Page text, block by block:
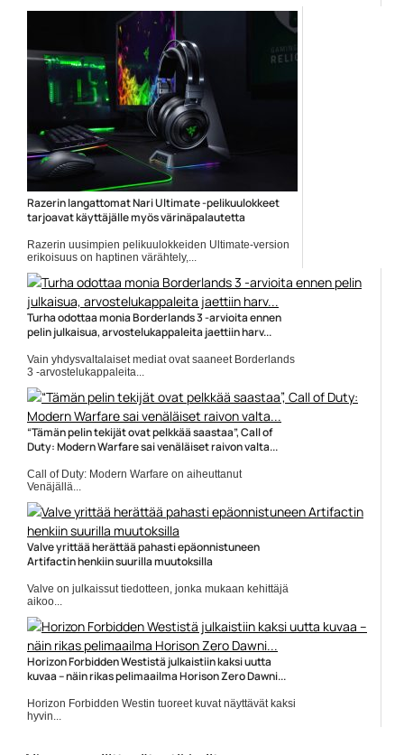
epic games store
Razerin langattomat Nari Ultimate -pelikuulokkeet
tarjoavat käyttäjälle myös värinäpalautetta
Razerin uusimpien pelikuulokkeiden Ultimate-version
erikoisuus on haptinen värähtely,...
langattomat kuulokkeet
Turha odottaa monia Borderlands 3 -arvioita ennen
pelin julkaisua, arvostelukappaleita jaettiin harv...
Vain yhdysvaltalaiset mediat ovat saaneet Borderlands
3 -arvostelukappaleita...
Borderlands 3
“Tämän pelin tekijät ovat pelkkää saastaa”, Call of
Duty: Modern Warfare sai venäläiset raivon valta...
Call of Duty: Modern Warfare on aiheuttanut
Venäjällä...
Call of Duty: Modern Warfare
Valve yrittää herättää pahasti epäonnistuneen
Artifactin henkiin suurilla muutoksilla
Valve on julkaissut tiedotteen, jonka mukaan kehittäjä
aikoo...
Artifact
Horizon Forbidden Westistä julkaistiin kaksi uutta
kuvaa – näin rikas pelimaailma Horison Zero Dawni...
Horizon Forbidden Westin tuoreet kuvat näyttävät kaksi
hyvin...